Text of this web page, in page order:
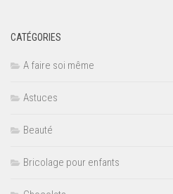
CATÉGORIES
A faire soi même
Astuces
Beauté
Bricolage pour enfants